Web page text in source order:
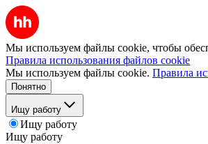
Мы используем файлы cookie, чтобы
Правила использования файлов cookie
Мы используем файлы cookie. Правила
Понятно
Ищу работу
Ищу работу
Ищу работу